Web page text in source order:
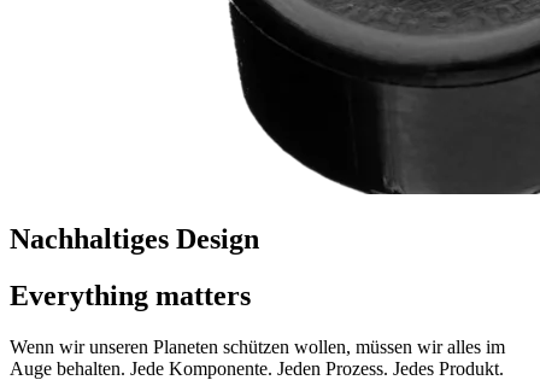
Nachhaltiges Design
Everything matters
Wenn wir unseren Planeten schützen wollen, müssen wir alles im
Auge behalten. Jede Komponente. Jeden Prozess. Jedes Produkt.